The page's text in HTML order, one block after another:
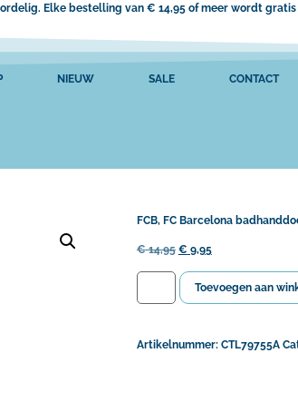
Elke bestelling van € 14,95 of meer wordt
NIEUW SALE CONTACT
FCB, FC Barcelona
€14,95 € 9,95
Toevoegen aan
Artikelnummer: CTL79755A